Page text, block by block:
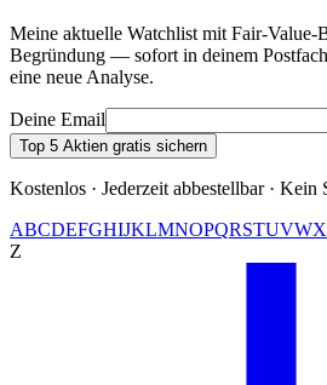
Meine aktuelle Watchlist mit Fair-Value-
Begründung — sofort in deinem
eine neue Analyse.
Deine Email
Top 5 Aktien gratis sichern
Kostenlos · Jederzeit abbestellbar · Kein
ABCDEFGHIJKLMNOPQRSTUVWX
Z